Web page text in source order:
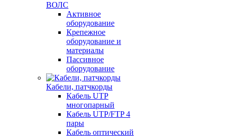
ВОЛС
Активное
оборудование
Крепежное
оборудование и
материалы
Пассивное
оборудование
Кабели, патчкорды
Кабель UTP
многопарный
Кабель UTP/FTP 4
пары
Кабель оптический